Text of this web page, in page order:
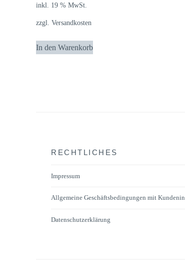
inkl. 19 % MwSt.
zzgl. Versandkosten
In den Warenkorb
RECHTLICHES
Impressum
Allgemeine Geschäftsbedingungen mit
Datenschutzerklärung